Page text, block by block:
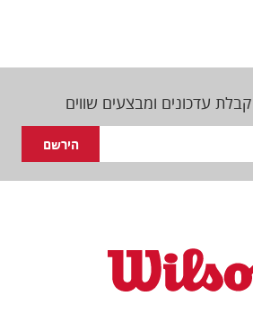
עדכונים ומבצעים שווים